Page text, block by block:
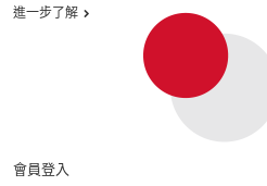
進一步了解
會員登入